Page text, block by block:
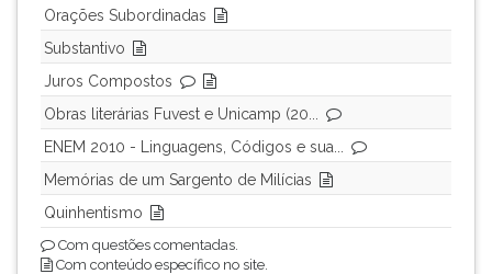
Orações Subordinadas
Substantivo
Juros Compostos
Obras literárias Fuvest e Unicamp (20...
ENEM 2010 - Linguagens, Códigos e sua...
Memórias de um Sargento de Milícias
Quinhentismo
Com questões comentadas.
Com conteúdo específico no site.